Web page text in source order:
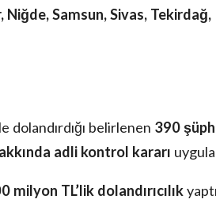
Niğde, Samsun, Sivas, Tekirdağ,
dolandırdığı belirlenen 390
adli kontrol kararı
milyon TL’lik dolandırıcılık